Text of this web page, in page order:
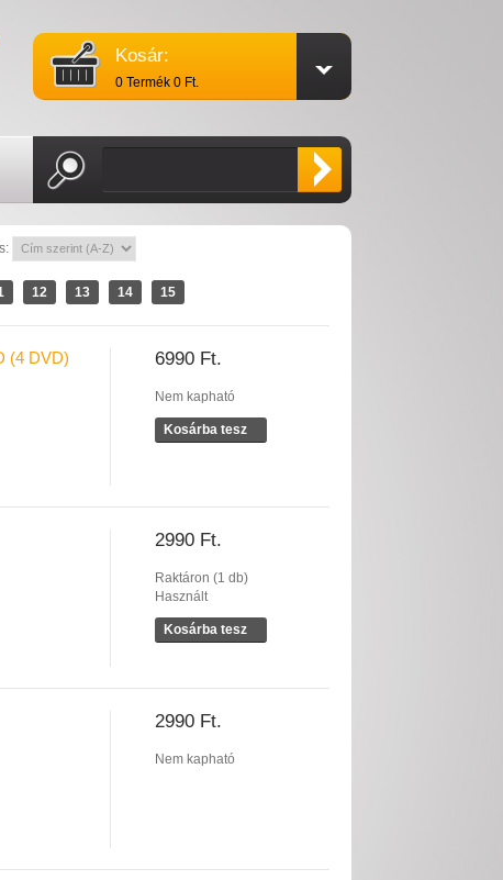
Kosár:
0 Termék 0 Ft.
12 13 14 15
6990 Ft.
Nem kapható
Kosárba tesz
(4 DVD)
2990 Ft.
Raktáron (1 db)
Használt
Kosárba tesz
2990 Ft.
Nem kapható